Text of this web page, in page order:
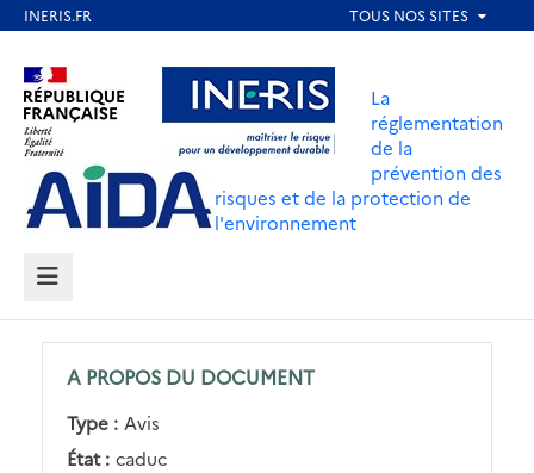
contenu
principal
Aller au contenu Aller au menu
Aller au pied de page
La
réglementation
de la
prévention des
risques et de la protection de
l'environnement
MENU
A PROPOS DU DOCUMENT
Type : Avis
État : caduc